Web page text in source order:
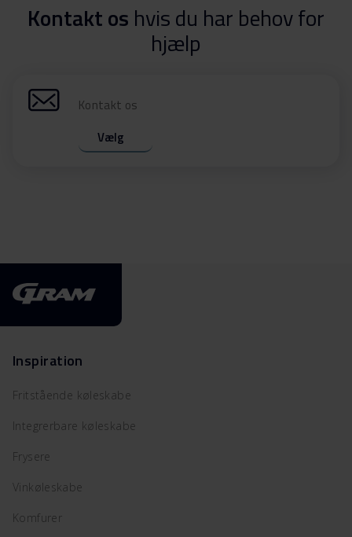
Kontakt os hvis du har behov for
hjælp
Kontakt os
Vælg
Inspiration
Fritstående køleskabe
Integrerbare køleskabe
Frysere
Vinkøleskabe
Komfurer